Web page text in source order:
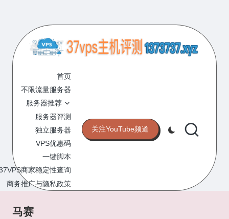
content
7
V
P
S
主
机
评
测
的
VPS
网
站
首页
不限流量服务器
服务器推荐
服务器评测
独立服务器
VPS优惠码
一键脚本
商家稳定性查询
商务推广与隐私政策
关注YouTube频道
马赛